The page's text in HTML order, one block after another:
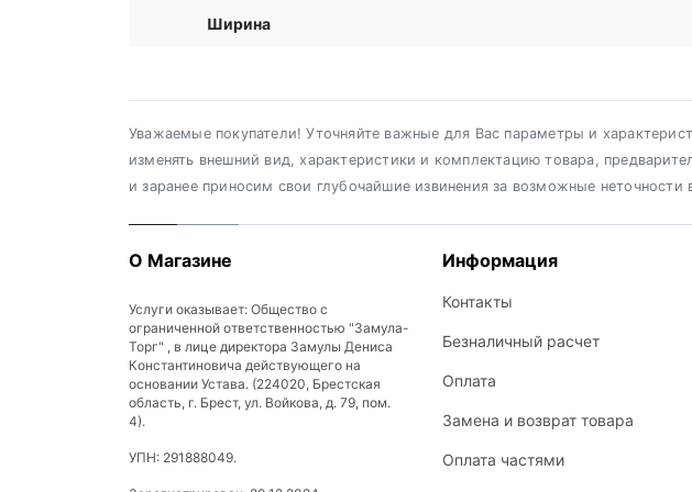
Ширина
Уважаемые покупатели! Уточняйте важные для Вас параметры и
изменять внешний вид, характеристики и комплектацию товара,
и заранее приносим свои глубочайшие извинения за возможные неточности
О Магазине
Услуги оказывает: Общество с
ограниченной ответственностью "Замула-
Торг" , в лице директора Замулы Дениса
Константиновича действующего на
основании Устава. (224020, Брестская
область, г. Брест, ул. Войкова, д. 79, пом.
4).
УПН: 291888049.
Информация
Контакты
Безналичный расчет
Оплата
Замена и возврат товара
Оплата частями